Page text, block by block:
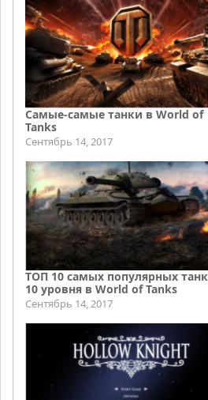
Самые-самые танки в World of
Tanks
Сентябрь 14, 2017
ТОП 10 самых популярных
10 уровня в World of Tanks
Сентябрь 14, 2017